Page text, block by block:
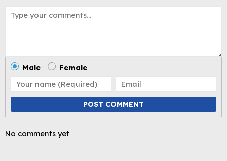
Male Female
POST COMMENT
No comments yet